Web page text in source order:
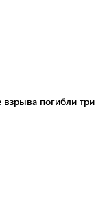
взрыва погибли три